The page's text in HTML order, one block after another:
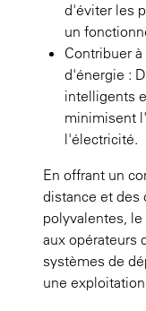
d'éviter les
un
Contribuer
d'énergie :
intelligents
minimisent
l'électricité.
En offrant un
distance et des
polyvalentes,
aux opérateurs
systèmes de
une